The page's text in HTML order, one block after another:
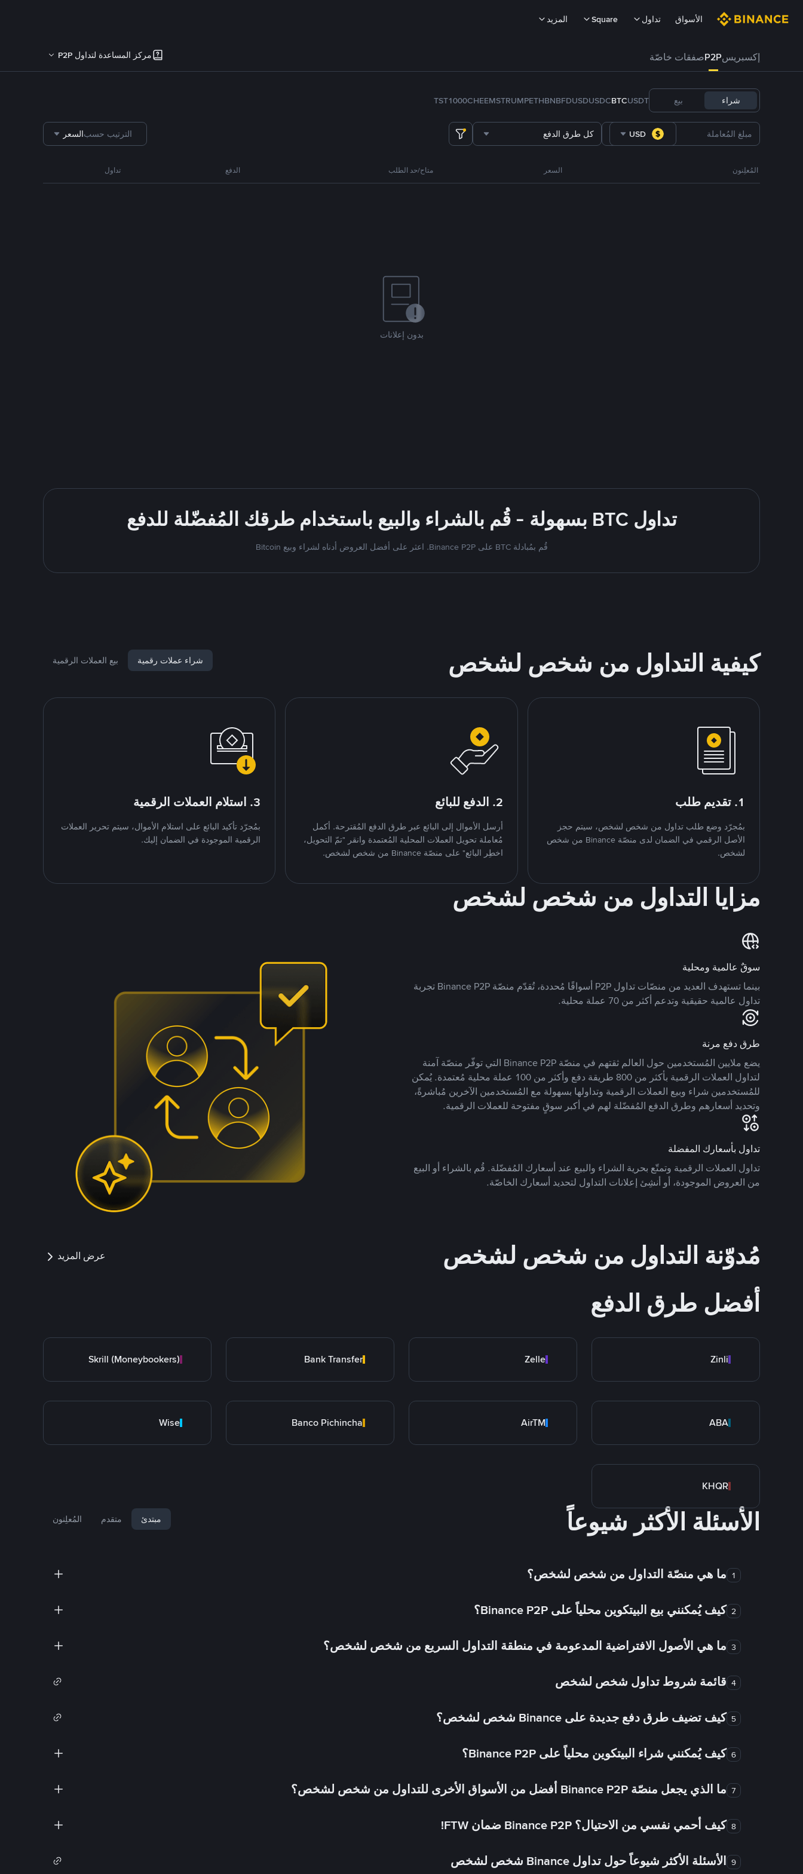
الأسواق تداول Square المزيد
إكسبريسP2Pصفقات خاصّة مركز المساعدة لتداول P2P
شراء بيع USDT
BTC
USDC
FDUSD
BNB
ETH
TRUMP
1000CHEEMS
TST
USD كل طرق الدفع الترتيب حسبالسعر
المُعلِنون السعر متاح/حد الطلب الدفع تداول
بدون إعلانات
تداول BTC بسهولة - قُم بالشراء والبيع باستخدام طرقك المُفضّلة للدفع
قُم بمُبادلة BTC على Binance P2P. اعثر على أفضل العروض أدناه لشراء وبيع Bitcoin
كيفية التداول من شخص لشخص شراء عملات رقمية بيع العملات الرقمية
1. تقديم طلب
بمُجرّد وضع طلب تداول من شخص لشخص، سيتم حجز
الأصل الرقمي في الضمان لدى منصّة Binance من شخص
لشخص.
2. الدفع للبائع
أرسل الأموال إلى البائع عبر طرق الدفع المُقترحة. أكمل
مُعاملة تحويل العملات المحلية المُعتمدة وانقر "تمّ التحويل،
اخطِر البائع" على منصّة Binance من شخص لشخص.
3. استلام العملات الرقمية
بمُجرّد تأكيد البائع على استلام الأموال، سيتم تحرير العملات
الرقمية الموجودة في الضمان إليك.
مزايا التداول من شخص لشخص
سوقٌ عالمية ومحلية
بينما تستهدف العديد من منصّات تداول P2P أسواقًا مُحددة، تُقدّم منصّة Binance P2P تجربة
تداول عالمية حقيقية وتدعم أكثر من 70 عملة محلية.
طرق دفع مرنة
يضع ملايين المُستخدمين حول العالم ثقتهم في منصّة Binance P2P التي توفّر منصّة آمنة
لتداول العملات الرقمية بأكثر من 800 طريقة دفع وأكثر من 100 عملة محلية مُعتمدة. يُمكن
للمُستخدمين شراء وبيع العملات الرقمية وتداولها بسهولة مع المُستخدمين الآخرين مُباشرةً،
وتحديد أسعارهم وطرق الدفع المُفضّلة لهم في أكبر سوقٍ مفتوحة للعملات الرقمية.
تداول بأسعارك المفضلة
تداول العملات الرقمية وتمتّع بحرية الشراء والبيع عند أسعارك المُفضّلة. قُم بالشراء أو البيع
من العروض الموجودة، أو أنشِئ إعلانات التداول لتحديد أسعارك الخاصّة.
مُدوّنة التداول من شخص لشخص عرض المزيد
أفضل طرق الدفع
Zinli
Zelle
Bank Transfer
Skrill (Moneybookers)
ABA
AirTM
Banco Pichincha
Wise
KHQR
الأسئلة الأكثر شيوعاً مبتدئ متقدم المُعلِنون
1 ما هي منصّة التداول من شخص لشخص؟
2 كيف يُمكنني بيع البيتكوين محلياً على Binance P2P؟
3 ما هي الأصول الافتراضية المدعومة في منطقة التداول السريع من شخص لشخص؟
4 قائمة شروط تداول شخص لشخص
5 كيف تضيف طرق دفع جديدة على Binance شخص لشخص؟
6 كيف يُمكنني شراء البيتكوين محلياً على Binance P2P؟
7 ما الذي يجعل منصّة Binance P2P أفضل من الأسواق الأخرى للتداول من شخص لشخص؟
8 كيف أحمي نفسي من الاحتيال؟ Binance P2P ضمان FTW!
9 الأسئلة الأكثر شيوعاً حول تداول Binance شخص لشخص